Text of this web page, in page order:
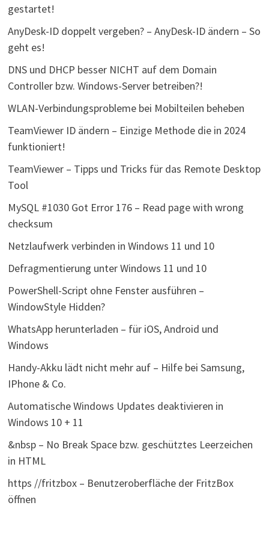
gestartet!
AnyDesk-ID doppelt vergeben? – AnyDesk-ID ändern – So
geht es!
DNS und DHCP besser NICHT auf dem Domain
Controller bzw. Windows-Server betreiben?!
WLAN-Verbindungsprobleme bei Mobilteilen beheben
TeamViewer ID ändern – Einzige Methode die in 2024
funktioniert!
TeamViewer – Tipps und Tricks für das Remote Desktop
Tool
MySQL #1030 Got Error 176 – Read page with wrong
checksum
Netzlaufwerk verbinden in Windows 11 und 10
Defragmentierung unter Windows 11 und 10
PowerShell-Script ohne Fenster ausführen –
WindowStyle Hidden?
WhatsApp herunterladen – für iOS, Android und
Windows
Handy-Akku lädt nicht mehr auf – Hilfe bei Samsung,
IPhone & Co.
Automatische Windows Updates deaktivieren in
Windows 10 + 11
&nbsp – No Break Space bzw. geschütztes Leerzeichen
in HTML
https //fritzbox – Benutzeroberfläche der FritzBox
öffnen